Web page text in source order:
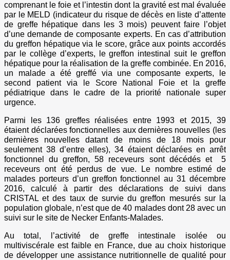
comprenant le foie et l’intestin dont la gravité est mal évaluée
par le MELD (indicateur du risque de décès en liste d’attente
de greffe hépatique dans les 3 mois) peuvent faire l’objet
d’une demande de composante experts. En cas d’attribution
du greffon hépatique via le score, grâce aux points accordés
par le collège d’experts, le greffon intestinal suit le greffon
hépatique pour la réalisation de la greffe combinée. En 2016,
un malade a été greffé via une composante experts, le
second patient via le Score National Foie et la greffe
pédiatrique dans le cadre de la priorité nationale super
urgence.
Parmi les 136 greffes réalisées entre 1993 et 2015, 39
étaient déclarées fonctionnelles aux dernières nouvelles (les
dernières nouvelles datant de moins de 18 mois pour
seulement 38 d’entre elles), 34 étaient déclarées en arrêt
fonctionnel du greffon, 58 receveurs sont décédés et 5
receveurs ont été perdus de vue. Le nombre estimé de
malades porteurs d’un greffon fonctionnel au 31 décembre
2016, calculé à partir des déclarations de suivi dans
CRISTAL et des taux de survie du greffon mesurés sur la
population globale, n’est que de 40 malades dont 28 avec un
suivi sur le site de Necker Enfants-Malades.
Au total, l’activité de greffe intestinale isolée ou
multiviscérale est faible en France, due au choix historique
de développer une assistance nutritionnelle de qualité pour